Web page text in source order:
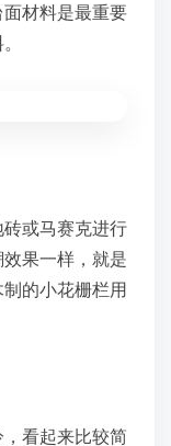
材料是最重要
或马赛克进行
果一样，就是
的小花栅栏用
看起来比较简